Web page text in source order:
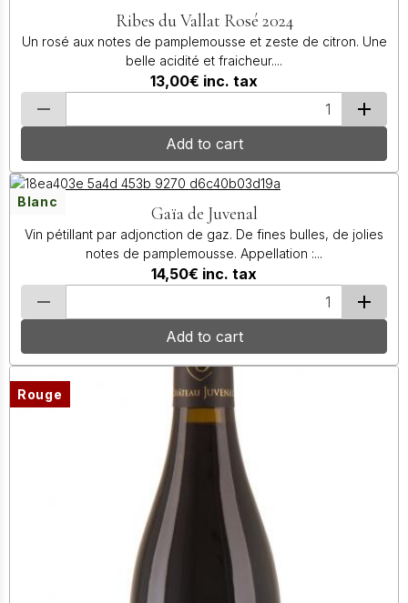
Ribes du Vallat Rosé 2024
Un rosé aux notes de pamplemousse et zeste de citron. Une
belle acidité et fraicheur....
13,00€ inc. tax
Add to cart
Blanc
Gaïa de Juvenal
Vin pétillant par adjonction de gaz. De fines bulles, de jolies
notes de pamplemousse. Appellation :...
14,50€ inc. tax
Add to cart
Rouge